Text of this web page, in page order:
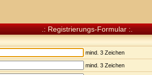
.: Registrierungs-Formular :.
mind. 3 Zeichen
mind. 3 Zeichen